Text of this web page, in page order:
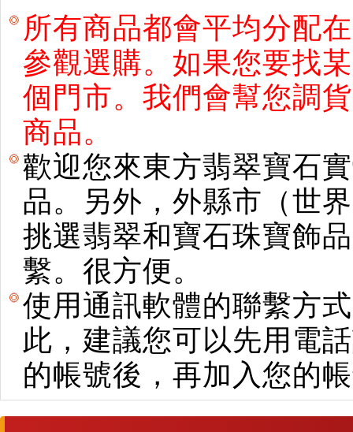
所有商品都會平均分配
參觀選購。如果您要找
個門市。我們會幫您調
商品。
歡迎您來東方翡翠寶石
品。另外，外縣市（世
挑選翡翠和寶石珠寶飾
繫。很方便。
使用通訊軟體的聯繫方
此，建議您可以先用電
的帳號後，再加入您的